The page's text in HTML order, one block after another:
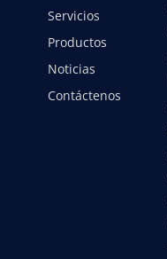
Servicios
Productos
Noticias
Contáctenos